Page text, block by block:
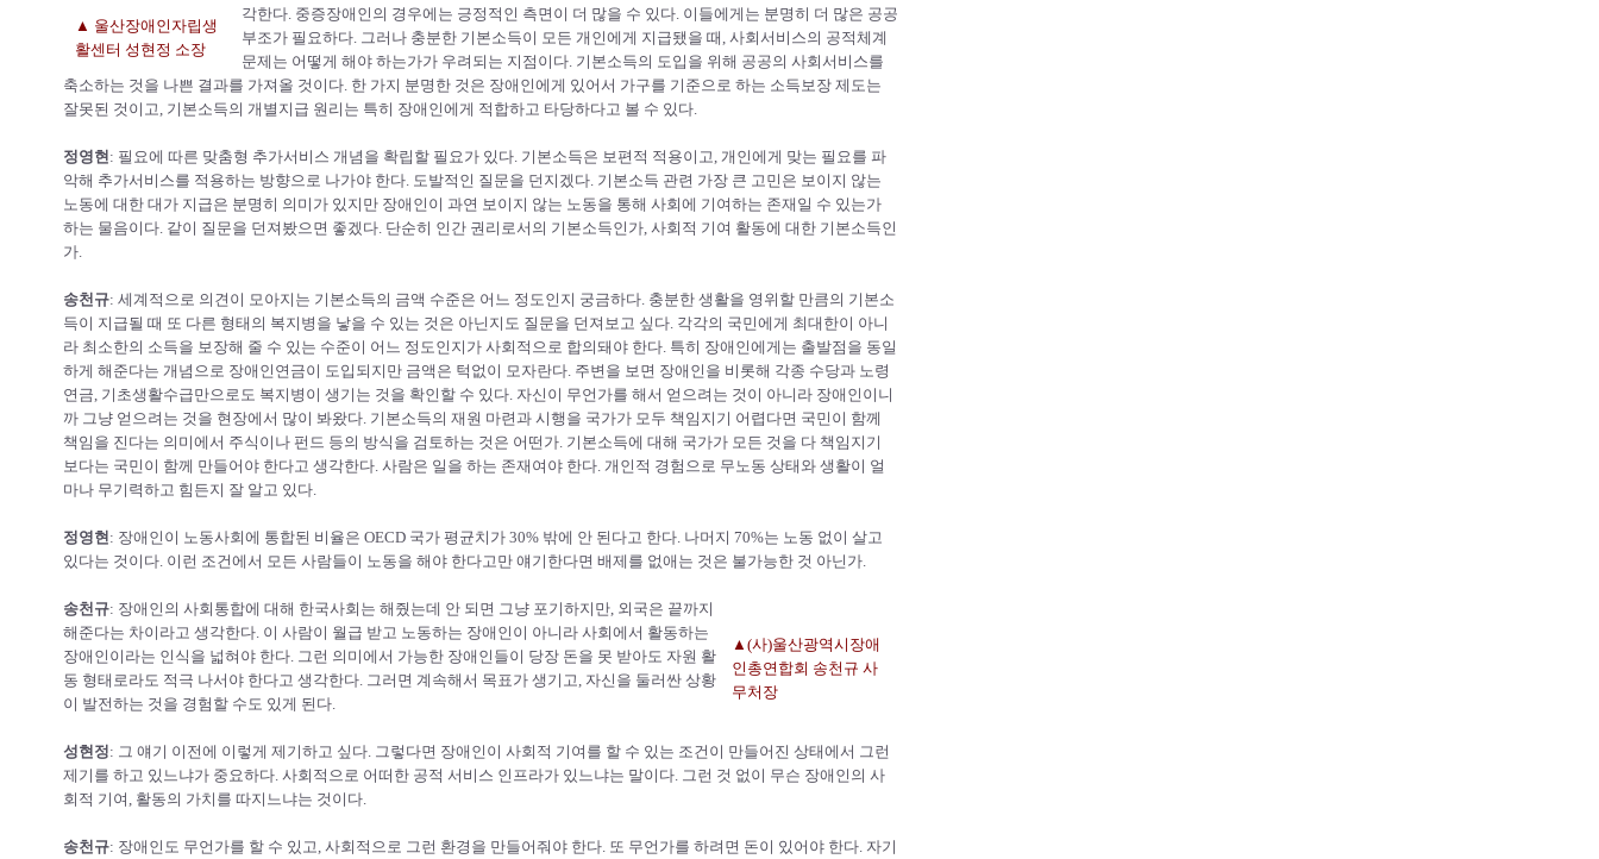
▲ 울산장애인자립생
활센터 성현정 소장
각한다. 중증장애인의 경우에는 긍정적인 측면이 더 많을 수 있다. 이들에게는 분명히 더 많은 공공
부조가 필요하다. 그러나 충분한 기본소득이 모든 개인에게 지급됐을 때, 사회서비스의 공적체계
문제는 어떻게 해야 하는가가 우려되는 지점이다. 기본소득의 도입을 위해 공공의 사회서비스를
축소하는 것을 나쁜 결과를 가져올 것이다. 한 가지 분명한 것은 장애인에게 있어서 가구를 기준으로 하는 소득보장 제도는
잘못된 것이고, 기본소득의 개별지급 원리는 특히 장애인에게 적합하고 타당하다고 볼 수 있다.
정영현: 필요에 따른 맞춤형 추가서비스 개념을 확립할 필요가 있다. 기본소득은 보편적 적용이고, 개인에게 맞는 필요를 파
악해 추가서비스를 적용하는 방향으로 나가야 한다. 도발적인 질문을 던지겠다. 기본소득 관련 가장 큰 고민은 보이지 않는
노동에 대한 대가 지급은 분명히 의미가 있지만 장애인이 과연 보이지 않는 노동을 통해 사회에 기여하는 존재일 수 있는가
하는 물음이다. 같이 질문을 던져봤으면 좋겠다. 단순히 인간 권리로서의 기본소득인가, 사회적 기여 활동에 대한 기본소득인
가.
송천규: 세계적으로 의견이 모아지는 기본소득의 금액 수준은 어느 정도인지 궁금하다. 충분한 생활을 영위할 만큼의 기본소
득이 지급될 때 또 다른 형태의 복지병을 낳을 수 있는 것은 아닌지도 질문을 던져보고 싶다. 각각의 국민에게 최대한이 아니
라 최소한의 소득을 보장해 줄 수 있는 수준이 어느 정도인지가 사회적으로 합의돼야 한다. 특히 장애인에게는 출발점을 동일
하게 해준다는 개념으로 장애인연금이 도입되지만 금액은 턱없이 모자란다. 주변을 보면 장애인을 비롯해 각종 수당과 노령
연금, 기초생활수급만으로도 복지병이 생기는 것을 확인할 수 있다. 자신이 무언가를 해서 얻으려는 것이 아니라 장애인이니
까 그냥 얻으려는 것을 현장에서 많이 봐왔다. 기본소득의 재원 마련과 시행을 국가가 모두 책임지기 어렵다면 국민이 함께
책임을 진다는 의미에서 주식이나 펀드 등의 방식을 검토하는 것은 어떤가. 기본소득에 대해 국가가 모든 것을 다 책임지기
보다는 국민이 함께 만들어야 한다고 생각한다. 사람은 일을 하는 존재여야 한다. 개인적 경험으로 무노동 상태와 생활이 얼
마나 무기력하고 힘든지 잘 알고 있다.
정영현: 장애인이 노동사회에 통합된 비율은 OECD 국가 평균치가 30% 밖에 안 된다고 한다. 나머지 70%는 노동 없이 살고
있다는 것이다. 이런 조건에서 모든 사람들이 노동을 해야 한다고만 얘기한다면 배제를 없애는 것은 불가능한 것 아닌가.
▲(사)울산광역시장애
인총연합회 송천규 사
무처장
송천규: 장애인의 사회통합에 대해 한국사회는 해줬는데 안 되면 그냥 포기하지만, 외국은 끝까지
해준다는 차이라고 생각한다. 이 사람이 월급 받고 노동하는 장애인이 아니라 사회에서 활동하는
장애인이라는 인식을 넓혀야 한다. 그런 의미에서 가능한 장애인들이 당장 돈을 못 받아도 자원 활
동 형태로라도 적극 나서야 한다고 생각한다. 그러면 계속해서 목표가 생기고, 자신을 둘러싼 상황
이 발전하는 것을 경험할 수도 있게 된다.
성현정: 그 얘기 이전에 이렇게 제기하고 싶다. 그렇다면 장애인이 사회적 기여를 할 수 있는 조건이 만들어진 상태에서 그런
제기를 하고 있느냐가 중요하다. 사회적으로 어떠한 공적 서비스 인프라가 있느냐는 말이다. 그런 것 없이 무슨 장애인의 사
회적 기여, 활동의 가치를 따지느냐는 것이다.
송천규: 장애인도 무언가를 할 수 있고, 사회적으로 그런 환경을 만들어줘야 한다. 또 무언가를 하려면 돈이 있어야 한다. 자기